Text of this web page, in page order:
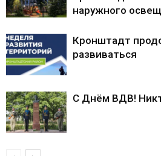
наружного
Кронштадт
развиваться
С Днём ВДВ!